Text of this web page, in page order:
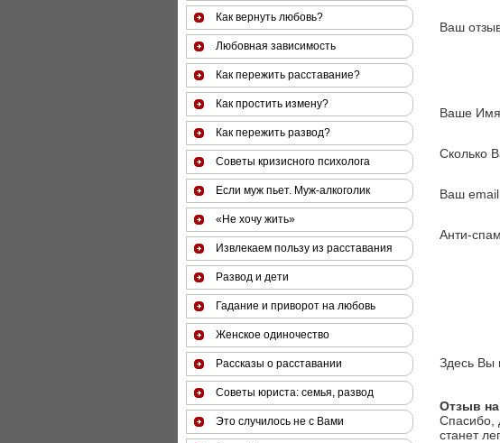
Ваш
Ваше
Сколько
Ваш email
Анти-
Здесь Вы
Отзыв
Спасибо,
станет
Как вернуть любовь?
Любовная зависимость
Как пережить расставание?
Как простить измену?
Как пережить развод?
Советы кризисного психолога
Если муж пьет. Муж-алкоголик
«Не хочу жить»
Извлекаем пользу из расставания
Развод и дети
Гадание и приворот на любовь
Женское одиночество
Рассказы о расставании
Советы юриста: семья, развод
Это случилось не с Вами